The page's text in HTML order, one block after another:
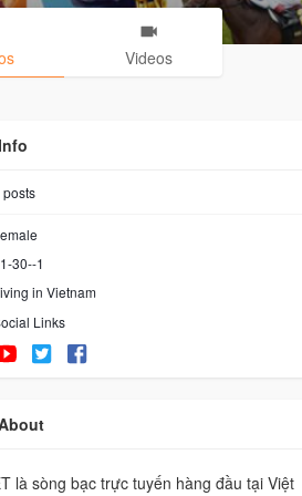
Videos
posts
30--1
in Vietnam
Links
là sòng bạc trực tuyến hàng đầu tại Việt